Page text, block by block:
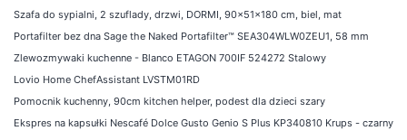
Szafa do sypialni, 2 szuflady, drzwi, DORMI, 90x51x180 cm, biel, mat
Portafilter bez dna Sage the Naked Portafilter™ SEA304WLW0ZEU1, 58 mm
Zlewozmywaki kuchenne - Blanco ETAGON 700IF 524272 Stalowy
Lovio Home ChefAssistant LVSTM01RD
Pomocnik kuchenny, 90cm kitchen helper, podest dla dzieci szary
Ekspres na kapsułki Nescafé Dolce Gusto Genio S Plus KP340810 Krups - czarny